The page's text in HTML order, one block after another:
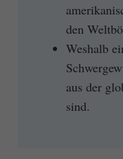
den
Weshalb
aus der
sind.